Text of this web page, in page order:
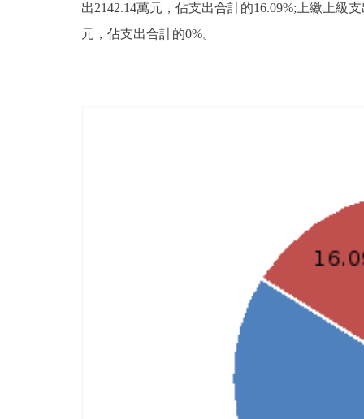
出2142.14萬元，佔支出合計的16.09%;上繳上級
元，佔支出合計的0%。